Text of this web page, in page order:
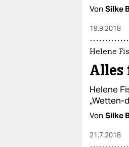
Von Silke
19.9.2018
Helene
Alles
Helene
„Wetten-
Von Silke
21.7.2018